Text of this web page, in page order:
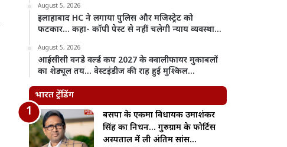
August 5, 2026
इलाहाबाद HC ने लगाया पुलिस और मजिस्ट्रेट को
फटकार… कहा- कॉपी पेस्ट से नहीं चलेगी न्याय व्यवस्था…
August 5, 2026
आईसीसी वनडे वर्ल्ड कप 2027 के क्वालीफायर मुकाबलों
का शेड्यूल तय… वेस्टइंडीज की राह हुई मुश्किल…
भारत ट्रेंडिंग
बसपा के एकमात्र विधायक उमाशंकर
सिंह का निधन… गुरुग्राम के फोर्टिस
अस्पताल में ली अंतिम सांस…